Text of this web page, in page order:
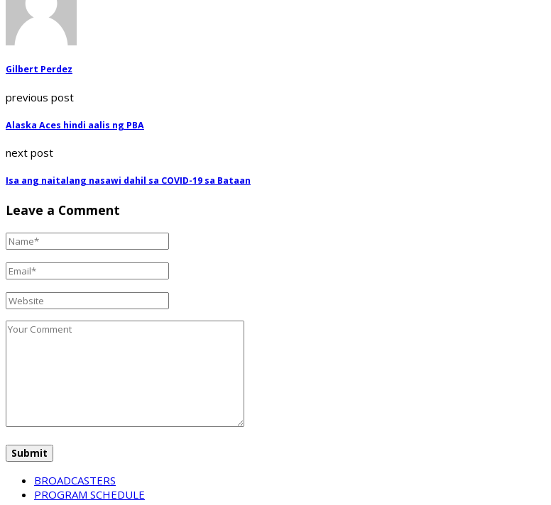
Gilbert Perdez
previous post
Alaska Aces hindi aalis ng PBA
next post
Isa ang naitalang nasawi dahil sa COVID-19 sa Bataan
Leave a Comment
BROADCASTERS
PROGRAM SCHEDULE